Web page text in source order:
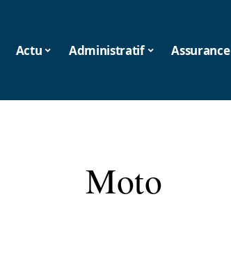
Actu Administratif Assurance
Moto